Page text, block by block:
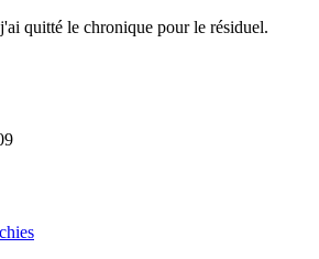
quitté le chronique pour le résiduel.